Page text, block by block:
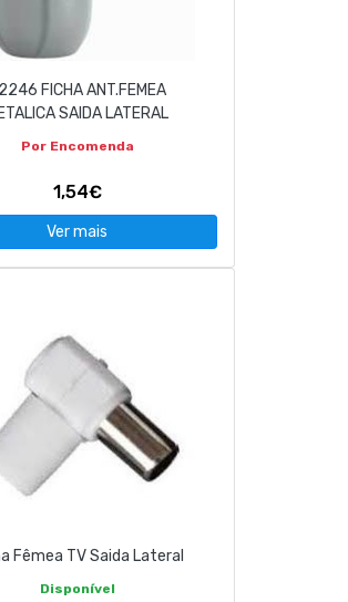
FICHA ANT.FEMEA
SAIDA LATERAL
Por Encomenda
1,54€
Ver mais
Fêmea TV Saida Lateral
Disponível